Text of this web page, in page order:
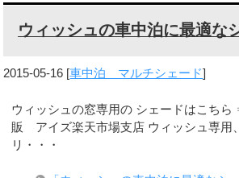
ウィッシュの車中泊に最適な
2015-05-16 [車中泊 マルチシェード]
ウィッシュの窓専用の シェードはこち
販 アイズ楽天市場支店 ウィッシュ専用
リ・・・